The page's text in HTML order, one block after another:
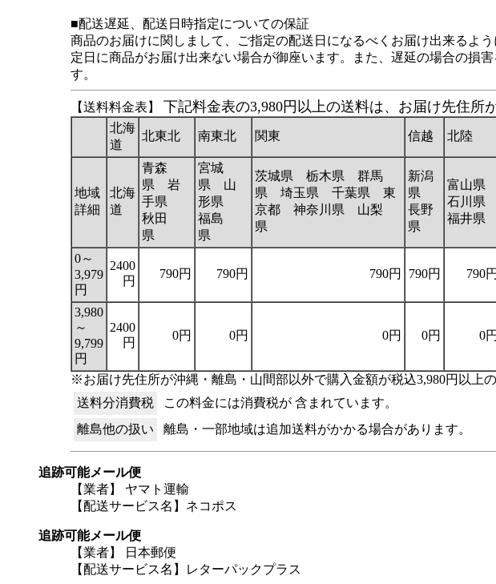
■配送遅延、配送日時指定についての保証
商品のお届けに関しまして、ご指定の配送日になるべくお届け出来るよ
定日に商品がお届け出来ない場合が御座います。また、遅延の場合の損
す。
【送料料金表】 下記料金表の3,980円以上の送料は、お届け先住所
北海
道
北東北 南東北 関東 信越 北陸
地域
詳細
北海
道
青森
県 岩
手県
秋田
県
宮城
県 山
形県
福島
県
茨城県 栃木県 群馬
県 埼玉県 千葉県 東
京都 神奈川県 山梨
県
新潟
県
長野
県
富山県
石川県
福井県
0～
3,979
円
2400
円
790円 790円 790円 790円 790円
3,980
～
9,799
円
2400
円
0円 0円 0円 0円 0円
※お届け先住所が沖縄・離島・山間部以外で購入金額が税込3,980円以上
送料分消費税
この料金には消費税が 含まれています。
離島他の扱い
離島・一部地域は追加送料がかかる場合があります。
追跡可能メール便
【業者】 ヤマト運輸
【配送サービス名】ネコポス
追跡可能メール便
【業者】 日本郵便
【配送サービス名】レターパックプラス